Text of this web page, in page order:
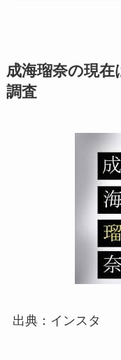
成海瑠奈の現在
調査
出典：インスタ